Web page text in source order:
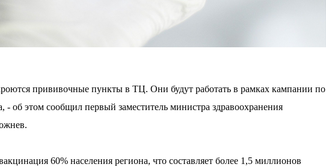
прививочные пункты в ТЦ. Они будут работать в рамках кампании по
- об этом сообщил первый заместитель министра здравоохранения
60% населения региона, что составляет более 1,5 миллионов